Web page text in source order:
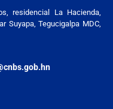
residencial La Hacienda,
Suyapa, Tegucigalpa MDC,